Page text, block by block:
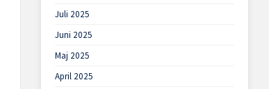
Juli 2025
Juni 2025
Maj 2025
April 2025